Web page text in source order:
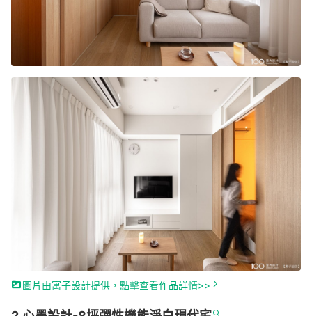
圖片由寓子設計提供，點擊查看作品詳情>>